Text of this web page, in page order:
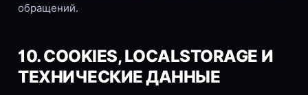
обращений.
10. COOKIES, LOCALSTORAGE И
ТЕХНИЧЕСКИЕ ДАННЫЕ